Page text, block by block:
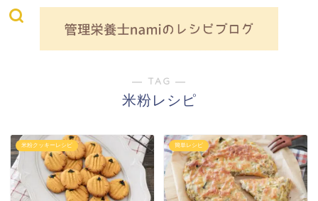
― TAG ―
米粉レシピ
米粉クッキーレシピ 簡単レシピ